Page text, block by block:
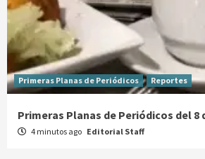
Primeras Planas de Periódicos Reportes
Primeras Planas de Periódicos del 8
4 minutos ago Editorial Staff